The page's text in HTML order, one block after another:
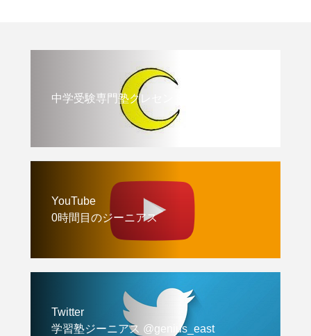
中学受験専門塾クレセント
YouTube
0時間目のジーニアス
Twitter
学習塾ジーニアス @genius_east